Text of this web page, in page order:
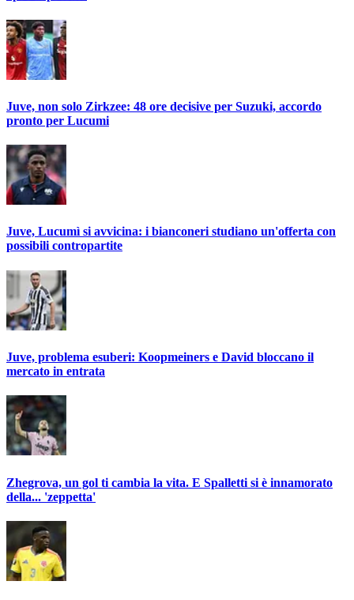
Juve, non solo Zirkzee: 48 ore decisive per Suzuki, accordo
pronto per Lucumi
Juve, Lucumì si avvicina: i bianconeri studiano un'offerta con
possibili contropartite
Juve, problema esuberi: Koopmeiners e David bloccano il
mercato in entrata
Zhegrova, un gol ti cambia la vita. E Spalletti si è innamorato
della... 'zeppetta'